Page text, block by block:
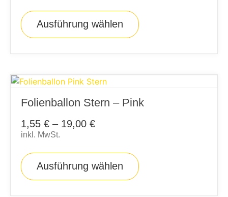
Ausführung wählen
Folienballon Stern – Pink
1,55 € – 19,00 €
inkl. MwSt.
Ausführung wählen